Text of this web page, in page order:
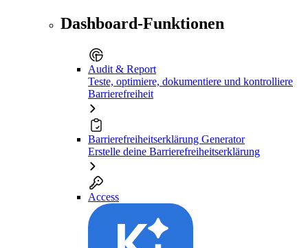
Dashboard-Funktionen
Audit & Report
Teste, optimiere, dokumentiere und kontrolliere
Barrierefreiheit
Barrierefreiheitserklärung Generator
Erstelle deine Barrierefreiheitserklärung
Access